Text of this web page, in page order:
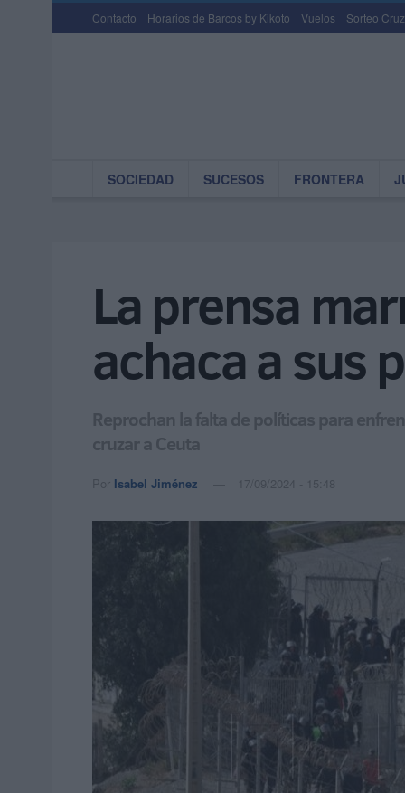
Contacto Horarios de Barcos by Kikoto Vuelos Sorteo
SOCIEDAD SUCESOS FRONTERA
La prensa
achaca a sus
Reprochan la falta de políticas para
cruzar a Ceuta
Por Isabel Jiménez 17/09/2024 - 15:48